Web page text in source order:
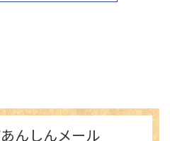
んしんメール